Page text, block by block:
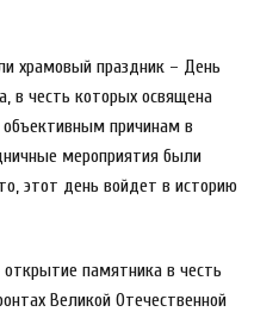
храмовый праздник – День
в честь которых освящена
причинам в
мероприятия были
этот день войдет в историю
памятника в честь
Великой Отечественной